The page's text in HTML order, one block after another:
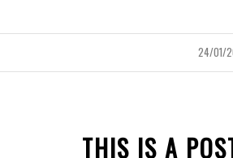
24/01/
/
THIS IS A